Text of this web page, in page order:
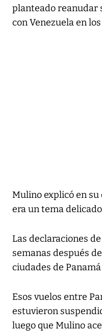
planteado reanudar
con Venezuela en
Mulino explicó en
era un tema
Las declaraciones
semanas después
ciudades de
Esos vuelos entre
estuvieron
luego que Mulino